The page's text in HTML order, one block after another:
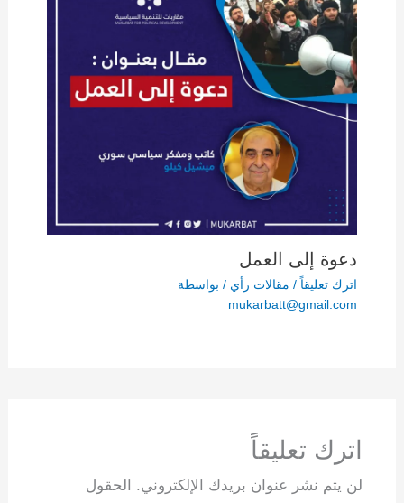
دعوة إلى العمل
اترك تعليقاً / مقالات رأي / بواسطة
mukarbatt@gmail.com
اترك تعليقاً
لن يتم نشر عنوان بريدك الإلكتروني.
الحقول